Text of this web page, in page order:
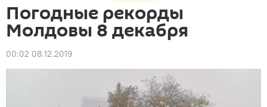
Погодные рекорды
Молдовы 8 декабря
00:02 08.12.2019